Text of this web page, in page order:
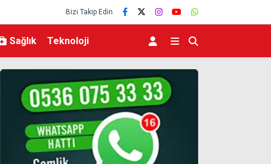
Bizi Takip Edin
Sağlık Teknoloji